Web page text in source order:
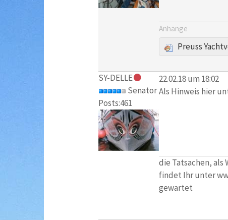
Anhänge
Preuss
SY-DELLE
Senator
Posts:461
22.02.18 um 18:02
Als Hinweis hier
die Tatsachen, als
findet Ihr unter
gewartet